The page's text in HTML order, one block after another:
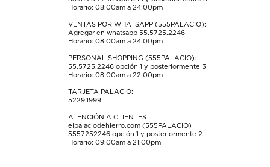
de
de
de
de
envío.
Horario: 08:00am a 24:00pm
VENTAS POR WHATSAPP (555PALACIO):
Agregar en whatsapp 55.5725.2246
Horario: 08:00am a 24:00pm
PERSONAL SHOPPING (555PALACIO):
55.5725.2246 opción 1 y posteriormente 3
Horario: 08:00am a 22:00pm
TARJETA PALACIO:
5229.1999
ATENCIÓN A CLIENTES
elpalaciodehierro.com (555PALACIO)
5557252246 opción 1 y posteriormente 2
Horario: 09:00am a 21:00pm